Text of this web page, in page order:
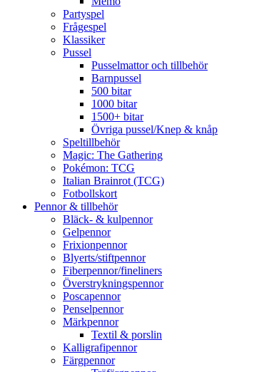
Partyspel
Frågespel
Klassiker
Pussel
Pusselmattor och tillbehör
Barnpussel
500 bitar
1000 bitar
1500+ bitar
Övriga pussel/Knep & knåp
Speltillbehör
Magic: The Gathering
Pokémon: TCG
Italian Brainrot (TCG)
Fotbollskort
Pennor & tillbehör
Bläck- & kulpennor
Gelpennor
Frixionpennor
Blyerts/stiftpennor
Fiberpennor/fineliners
Överstrykningspennor
Poscapennor
Penselpennor
Märkpennor
Textil & porslin
Kalligrafipennor
Färgpennor